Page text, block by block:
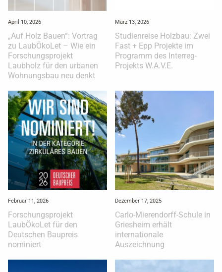
April 10, 2026
„Auf Holz Bauen“: Vortrag
zu LaubÖkoLet – Wie ein
Forschungsprojekt
Laubholz für den urbanen
Wohnungsbau neu denkt
März 13, 2026
Studienreise Holzbau: Zwei
Fast + Epp Projekte im
Programm des Interreg-
Projekts W.A.V.E.
Februar 11, 2026
Forschungsprojekt
LaubÖkoLet für den
Deutschen Baupreis
nominiert
Dezember 17, 2025
Carlo-Mierendorff-Schule in
Griesheim erhält
internationale
Auszeichnung